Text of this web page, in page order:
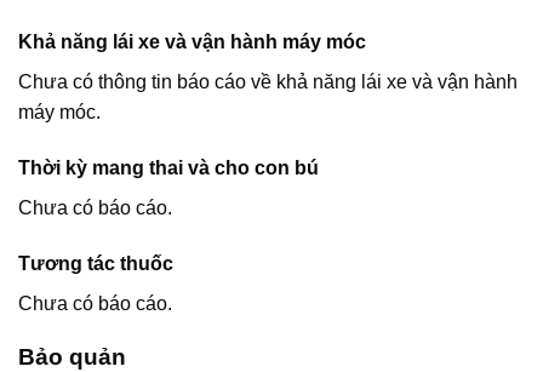
Khả năng lái xe và vận hành máy móc
Chưa có thông tin báo cáo về khả năng lái xe và vận hành
máy móc.
Thời kỳ mang thai và cho con bú
Chưa có báo cáo.
Tương tác thuốc
Chưa có báo cáo.
Bảo quản